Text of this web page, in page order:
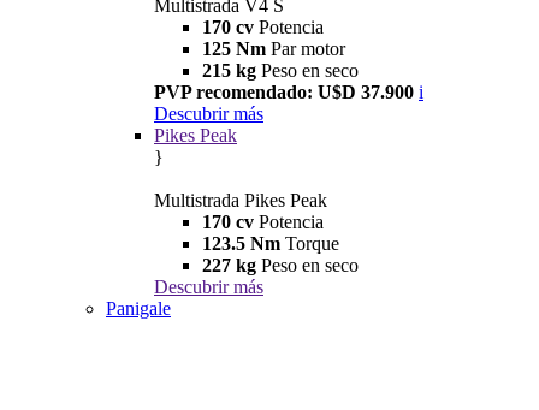
Multistrada V4 S
170 cv Potencia
125 Nm Par motor
215 kg Peso en seco
PVP recomendado: U$D 37.900 i
Descubrir más
Pikes Peak
}
Multistrada Pikes Peak
170 cv Potencia
123.5 Nm Torque
227 kg Peso en seco
Descubrir más
Panigale